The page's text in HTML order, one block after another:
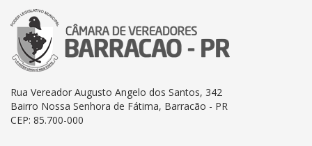
Rua Vereador Augusto Angelo dos Santos, 342
Bairro Nossa Senhora de Fátima, Barracão - PR
CEP: 85.700-000